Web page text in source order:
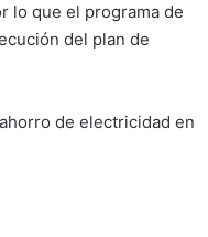
lo que el programa de
del plan de
de electricidad en